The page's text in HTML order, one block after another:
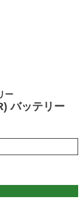
ー
バッテリー